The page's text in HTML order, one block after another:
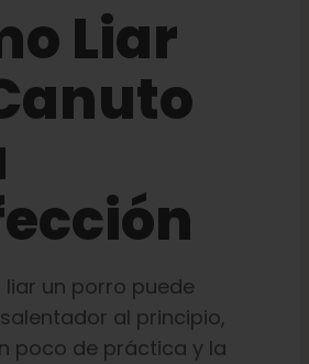
Liar
liar un porro puede
al principio,
poco de práctica y la